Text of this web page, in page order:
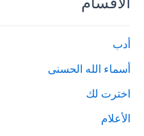
أدب
أسماء الله الحسنى
اخترت لك
الأعلام